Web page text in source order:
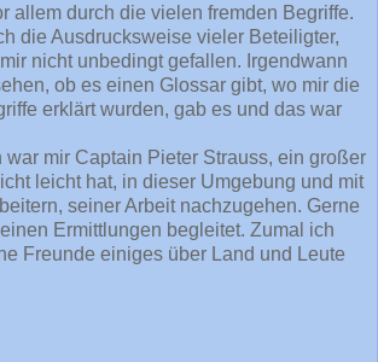
allem durch die vielen fremden Begriffe.
die Ausdrucksweise vieler Beteiligter,
nicht unbedingt gefallen. Irgendwann
ob es einen Glossar gibt, wo mir die
erklärt wurden, gab es und das war
war mir Captain Pieter Strauss, ein großer
leicht hat, in dieser Umgebung und mit
seiner Arbeit nachzugehen. Gerne
Ermittlungen begleitet. Zumal ich
Freunde einiges über Land und Leute